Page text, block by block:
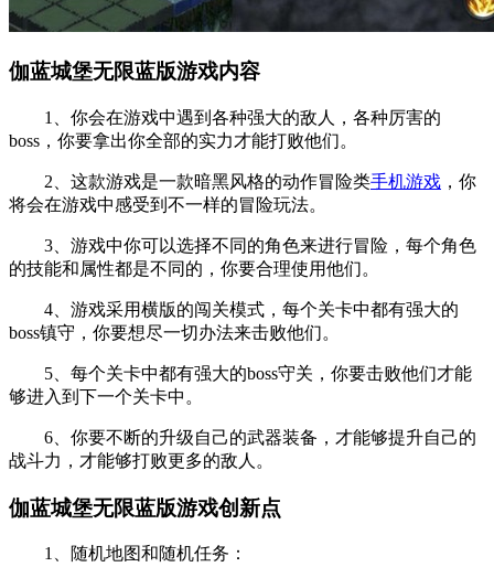
伽蓝城堡无限蓝版游戏内容
1、你会在游戏中遇到各种强大的敌人，各种厉害的
boss，你要拿出你全部的实力才能打败他们。
2、这款游戏是一款暗黑风格的动作冒险类手机游戏 ，你
将会在游戏中感受到不一样的冒险玩法。
3、游戏中你可以选择不同的角色来进行冒险，每个角色
的技能和属性都是不同的，你要合理使用他们。
4、游戏采用横版的闯关模式，每个关卡中都有强大的
boss镇守，你要想尽一切办法来击败他们。
5、每个关卡中都有强大的boss守关，你要击败他们才能
够进入到下一个关卡中。
6、你要不断的升级自己的武器装备，才能够提升自己的
战斗力，才能够打败更多的敌人。
伽蓝城堡无限蓝版游戏创新点
1、随机地图和随机任务：